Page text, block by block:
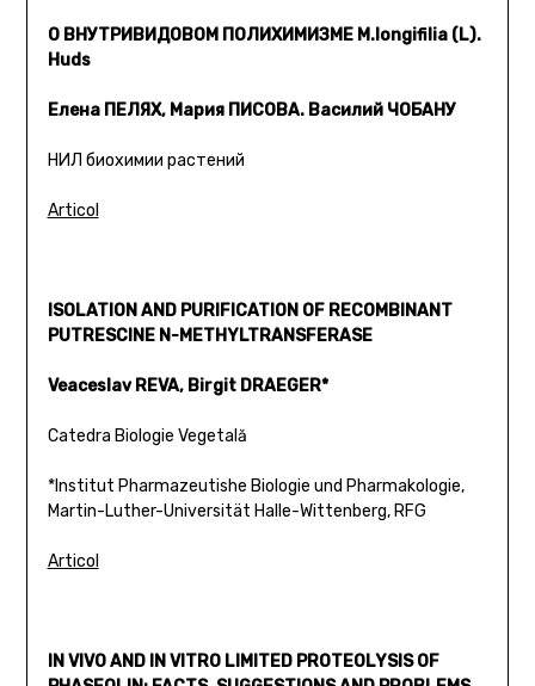
О ВНУТРИВИДОВОМ ПОЛИХИМИЗМЕ M.longifilia (L).
Huds
Елена ПЕЛЯХ, Мария ПИСОВА. Василий ЧОБАНУ
НИЛ биохимии растений
Articol
ISOLATION AND PURIFICATION OF RECOMBINANT
PUTRESCINE N-METHYLTRANSFERASE
Veaceslav REVA, Birgit DRAEGER*
Catedra Biologie Vegetală
*Institut Pharmazeutishe Biologie und Pharmakologie,
Martin-Luther-Universität Halle-Wittenberg, RFG
Articol
IN VIVO AND IN VITRO LIMITED PROTEOLYSIS OF